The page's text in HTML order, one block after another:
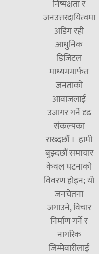
निष्पक्षता र
जनउत्तरदायित्वमा
अडिग रही
आधुनिक
डिजिटल
माध्यममार्फत
जनताको
आवाजलाई
उजागर गर्ने दृढ
संकल्पका
राख्दछौँ । हामी
बुझ्दछौं समाचार
केवल घटनाको
विवरण होइन; यो
जनचेतना
जगाउने, विचार
निर्माण गर्ने र
नागरिक
जिम्मेवारीलाई